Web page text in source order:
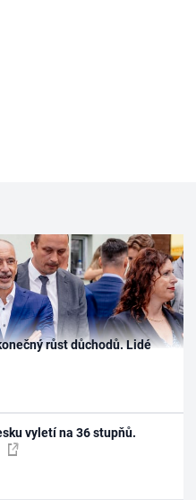
růst důchodů. Lidé
vyletí na 36 stupňů.